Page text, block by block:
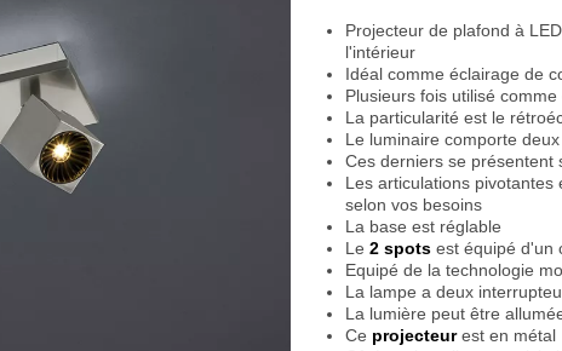
Projecteur de plafond à
l'intérieur
Idéal comme éclairage de
Plusieurs fois utilisé
La particularité est le
Le luminaire comporte
Ces derniers se présentent
Les articulations
selon vos besoins
La base est réglable
Le 2 spots est équipé d'un
Equipé de la technologie
La lampe a deux
La lumière peut être
Ce projecteurest en métal